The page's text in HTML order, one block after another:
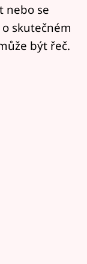
nebo se
skutečném
být řeč.